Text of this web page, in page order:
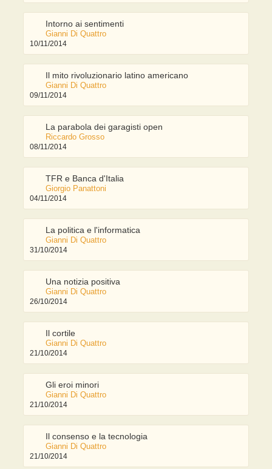
Intorno ai sentimenti
Gianni Di Quattro
10/11/2014
Il mito rivoluzionario latino americano
Gianni Di Quattro
09/11/2014
La parabola dei garagisti open
Riccardo Grosso
08/11/2014
TFR e Banca d'Italia
Giorgio Panattoni
04/11/2014
La politica e l'informatica
Gianni Di Quattro
31/10/2014
Una notizia positiva
Gianni Di Quattro
26/10/2014
Il cortile
Gianni Di Quattro
21/10/2014
Gli eroi minori
Gianni Di Quattro
21/10/2014
Il consenso e la tecnologia
Gianni Di Quattro
21/10/2014